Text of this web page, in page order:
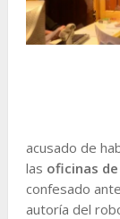
acusado de
las oficinas
confesado
autoría del